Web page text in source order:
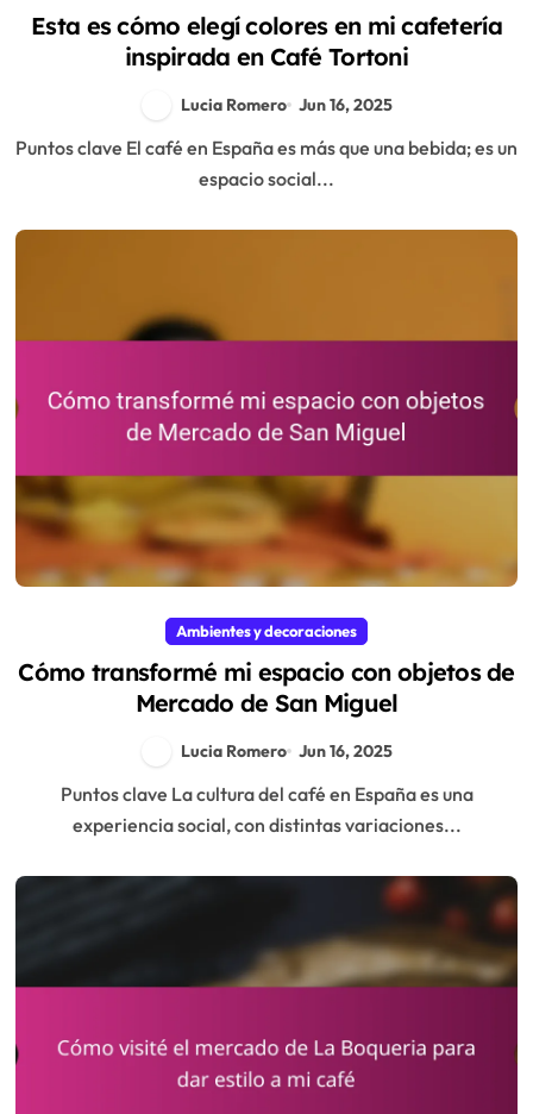
Esta es cómo elegí colores en mi cafetería
inspirada en Café Tortoni
Lucia Romero Jun 16, 2025
Puntos clave El café en España es más que una bebida; es un
espacio social...
Ambientes y decoraciones
Cómo transformé mi espacio con objetos de
Mercado de San Miguel
Lucia Romero Jun 16, 2025
Puntos clave La cultura del café en España es una
experiencia social, con distintas variaciones...